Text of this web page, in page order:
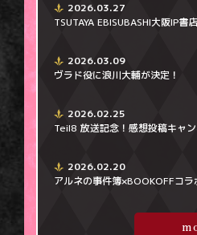
2026.03.27
TSUTAYA EBISUBASHI大阪IP書
2026.03.09
ヴラド役に浪川大輔が決定！
2026.02.25
Teil8 放送記念！感想投稿キャ
2026.02.20
アルネの事件簿×BOOKOFFコ